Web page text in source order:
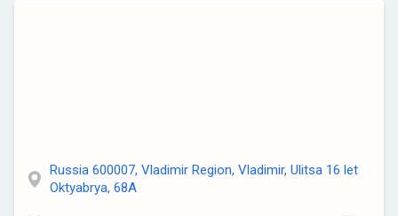
Russia 600007, Vladimir Region, Vladimir, Ulitsa 16 let
Oktyabrya, 68A